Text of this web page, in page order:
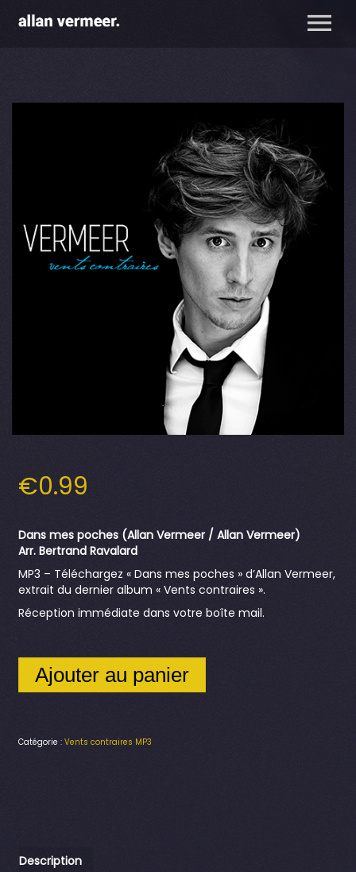
€0.99
Dans mes poches (Allan Vermeer / Allan Vermeer)
Arr. Bertrand Ravalard
MP3 – Téléchargez « Dans mes poches » d’Allan Vermeer,
extrait du dernier album « Vents contraires ».
Réception immédiate dans votre boîte mail.
Ajouter au panier
Catégorie :Vents contraires MP3
Description